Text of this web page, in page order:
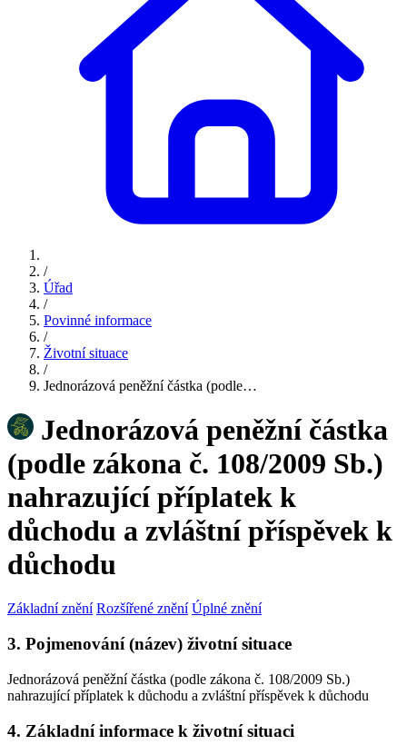
/
Úřad
/
Povinné informace
/
Životní situace
/
Jednorázová peněžní částka (podle…
Jednorázová peněžní částka
(podle zákona č. 108/2009 Sb.)
nahrazující příplatek k
důchodu a zvláštní příspěvek k
důchodu
Základní znění Rozšířené znění Úplné znění
3. Pojmenování (název) životní situace
Jednorázová peněžní částka (podle zákona č. 108/2009 Sb.)
nahrazující příplatek k důchodu a zvláštní příspěvek k důchodu
4. Základní informace k životní situaci